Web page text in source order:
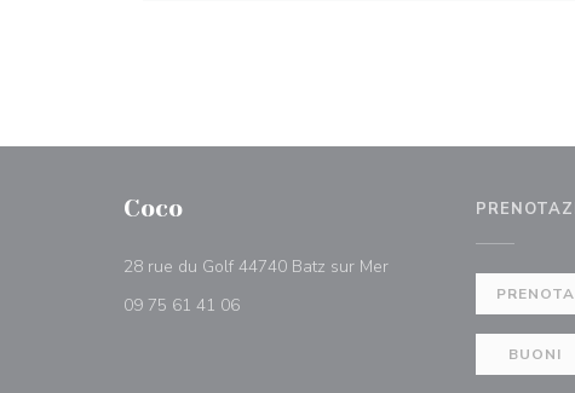
Coco
28 rue du Golf 44740 Batz sur Mer((apre una nuova
09 75 61 41 06
PRENOTA
BUONI